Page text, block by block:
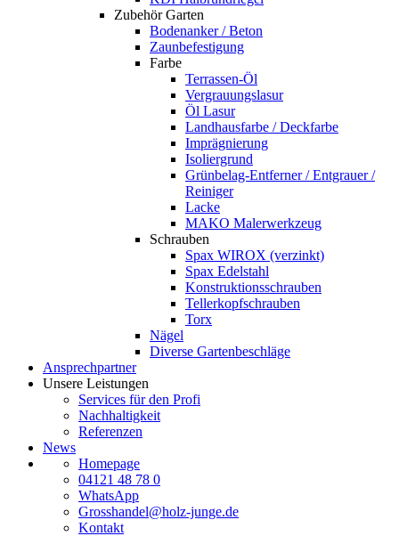
Zubehör Garten
Bodenanker / Beton
Zaunbefestigung
Farbe
Terrassen-Öl
Vergrauungslasur
Öl Lasur
Landhausfarbe / Deckfarbe
Imprägnierung
Isoliergrund
Grünbelag-Entferner / Entgrauer /
Reiniger
Lacke
MAKO Malerwerkzeug
Schrauben
Spax WIROX (verzinkt)
Spax Edelstahl
Konstruktionsschrauben
Tellerkopfschrauben
Torx
Nägel
Diverse Gartenbeschläge
Ansprechpartner
Unsere Leistungen
Services für den Profi
Nachhaltigkeit
Referenzen
News
Homepage
04121 48 78 0
WhatsApp
Grosshandel@holz-junge.de
Kontakt